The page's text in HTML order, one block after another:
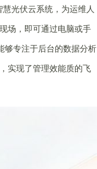
光伏云系统，为运维人
场，即可通过电脑或手
够专注于后台的数据分析
实现了管理效能质的飞